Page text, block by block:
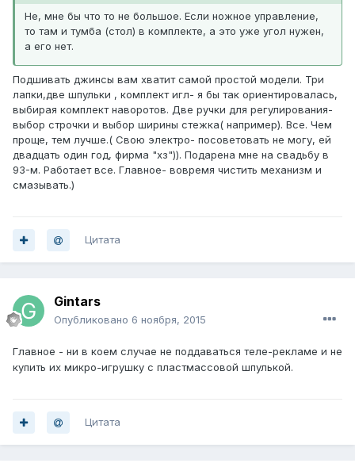
Не, мне бы что то не большое. Если ножное управление,
то там и тумба (стол) в комплекте, а это уже угол нужен,
а его нет.
Подшивать джинсы вам хватит самой простой модели. Три
лапки,две шпульки , комплект игл- я бы так ориентировалась,
выбирая комплект наворотов. Две ручки для регулирования-
выбор строчки и выбор ширины стежка( например). Все. Чем
проще, тем лучше.( Свою электро- посоветовать не могу, ей
двадцать один год, фирма "хз")). Подарена мне на свадьбу в
93-м. Работает все. Главное- вовремя чистить механизм и
смазывать.)
Цитата
Gintars
Опубликовано 6 ноября, 2015
Главное - ни в коем случае не поддаваться теле-рекламе и не
купить их микро-игрушку с пластмассовой шпулькой.
Цитата